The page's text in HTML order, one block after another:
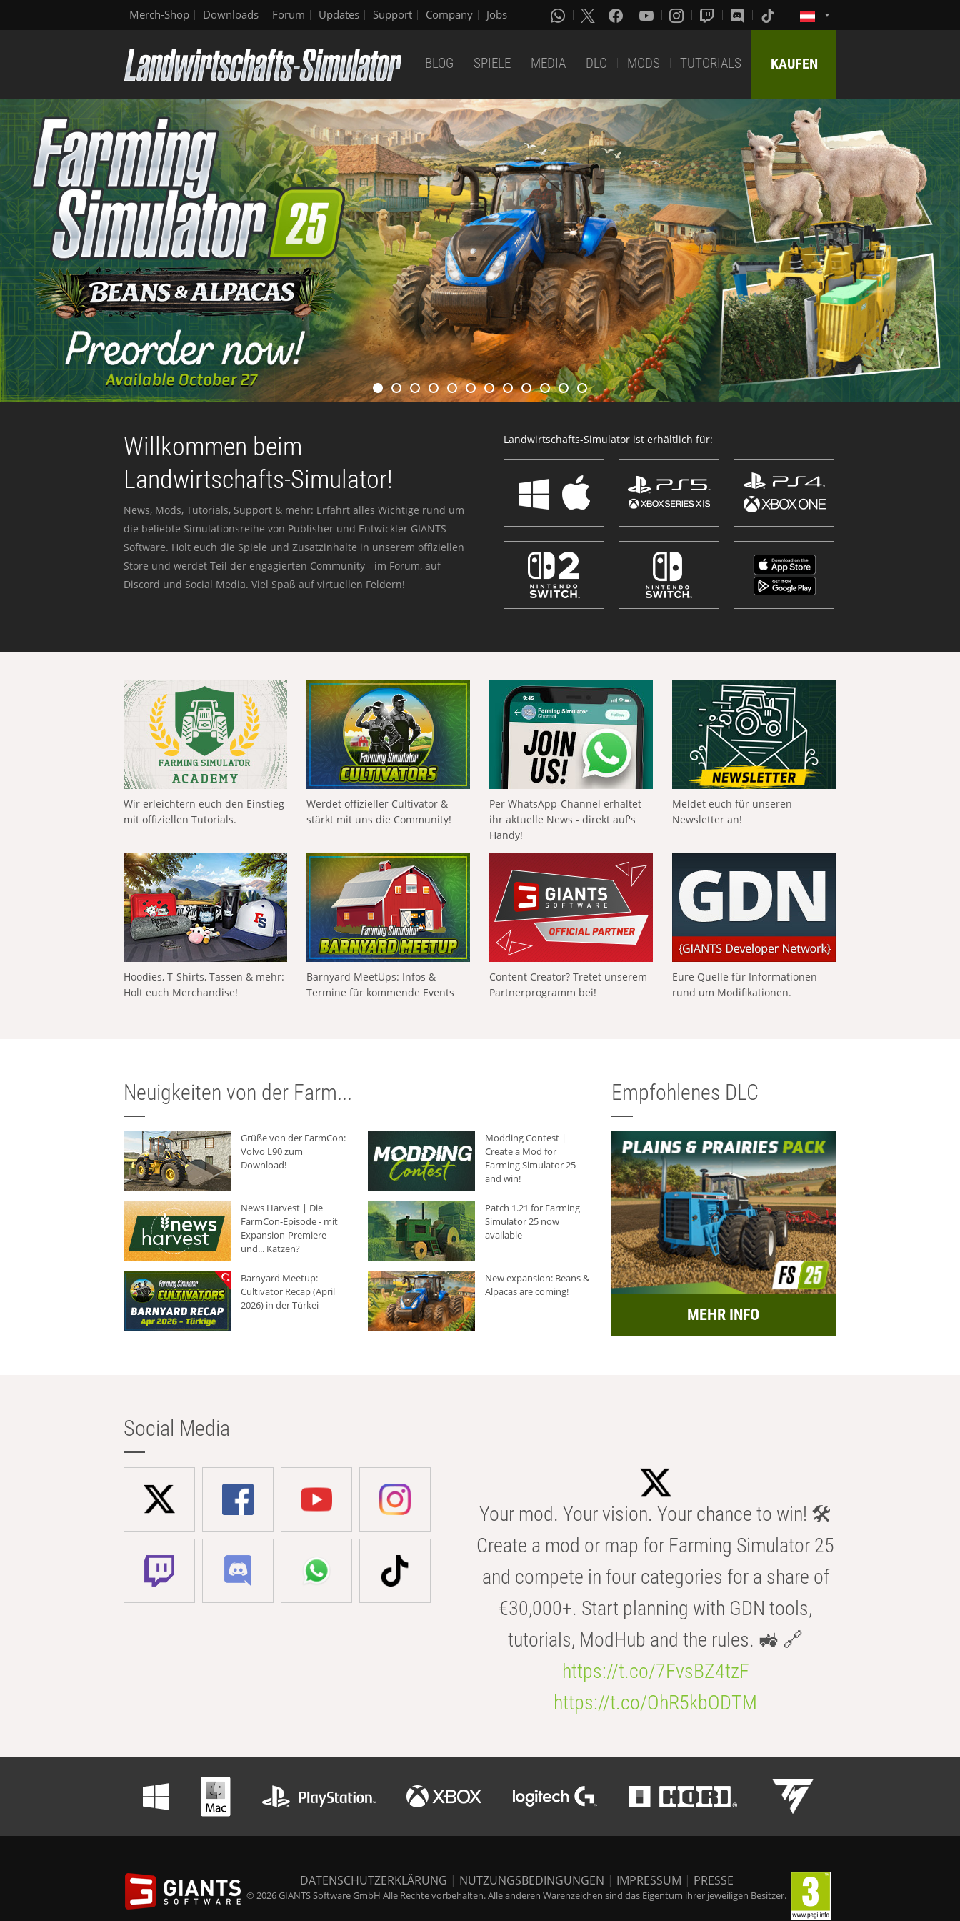
Merch-Shop Downloads Forum Updates Support Company Jobs
BLOG SPIELE MEDIA DLC MODS TUTORIALS KAUFEN
Willkommen beim
Landwirtschafts-Simulator!
News, Mods, Tutorials, Support & mehr: Erfahrt alles Wichtige rund um
die beliebte Simulationsreihe von Publisher und Entwickler GIANTS
Software. Holt euch die Spiele und Zusatzinhalte in unserem offiziellen
Store und werdet Teil der engagierten Community - im Forum, auf
Discord und Social Media. Viel Spaß auf virtuellen Feldern!
Landwirtschafts-Simulator ist erhältlich für:
Wir erleichtern euch den Einstieg
mit offiziellen Tutorials.
Werdet offizieller Cultivator &
stärkt mit uns die Community!
Per WhatsApp-Channel erhaltet
ihr aktuelle News - direkt auf's
Handy!
Meldet euch für unseren
Newsletter an!
Hoodies, T-Shirts, Tassen & mehr:
Holt euch Merchandise!
Barnyard MeetUps: Infos &
Termine für kommende Events
Content Creator? Tretet unserem
Partnerprogramm bei!
Eure Quelle für Informationen
rund um Modifikationen.
Neuigkeiten von der Farm...
Grüße von der FarmCon:
Volvo L90 zum
Download!
Modding Contest |
Create a Mod for
Farming Simulator 25
and win!
News Harvest | Die
FarmCon-Episode - mit
Expansion-Premiere
und... Katzen?
Patch 1.21 for Farming
Simulator 25 now
available
Barnyard Meetup:
Cultivator Recap (April
2026) in der Türkei
New expansion: Beans &
Alpacas are coming!
Empfohlenes DLC
MEHR INFO
Social Media
Your mod. Your vision. Your chance to win! 🛠️
Create a mod or map for Farming Simulator 25
and compete in four categories for a share of
€30,000+. Start planning with GDN tools,
tutorials, ModHub and the rules. 🚜 🔗
https://t.co/7FvsBZ4tzF
https://t.co/OhR5kbODTM
DATENSCHUTZERKLÄRUNG | NUTZUNGSBEDINGUNGEN | IMPRESSUM | PRESSE
© 2026 GIANTS Software GmbH Alle Rechte vorbehalten. Alle anderen Warenzeichen sind das Eigentum ihrer jeweiligen Besitzer.